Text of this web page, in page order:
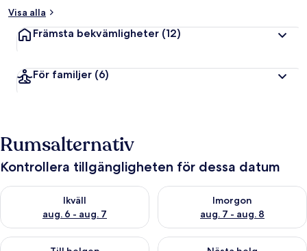
Visa alla
Främsta bekvämligheter (12)
För familjer (6)
Rumsalternativ
Kontrollera tillgängligheten för dessa datum
Ikväll
aug. 6 - aug. 7
Kontrollera tillgängligheten för ikväll aug. 6 - aug. 7
Imorgon
aug. 7 - aug. 8
Kontrollera tillgängligheten
Kontrollera tillgängligheten för den här helgen aug. 7 - aug. 9
Kontrollera tillgängligheten